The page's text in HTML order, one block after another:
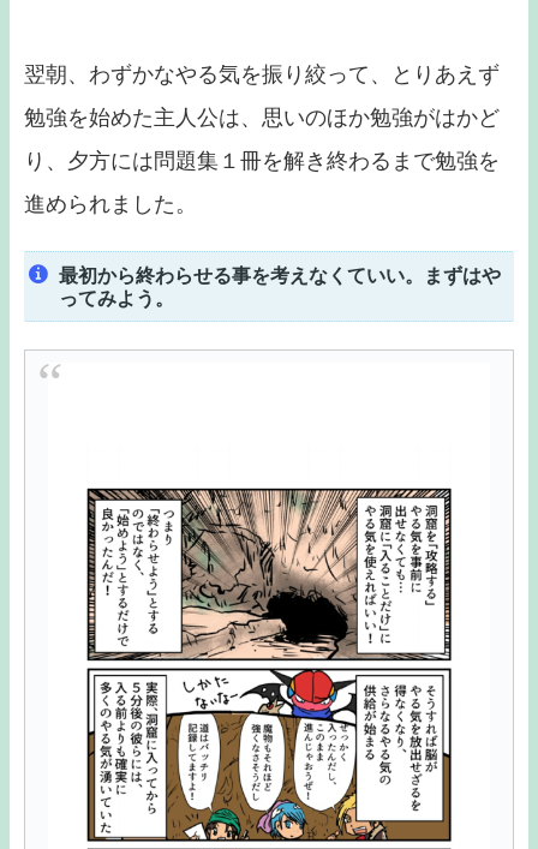
翌朝、わずかなやる気を振り絞って、とりあえず
勉強を始めた主人公は、思いのほか勉強がはかど
り、夕方には問題集１冊を解き終わるまで勉強を
進められました。
最初から終わらせる事を考えなくていい。まずはや
ってみよう。